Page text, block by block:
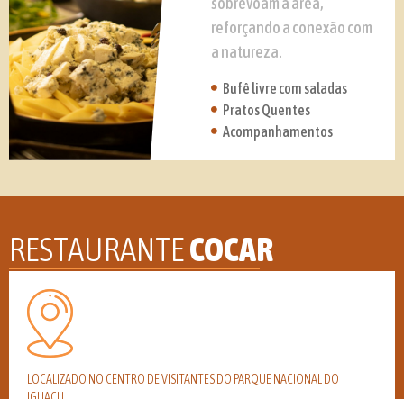
reforçando a conexão com
a natureza.
Bufê livre com saladas
Pratos Quentes
Acompanhamentos
RESTAURANTECOCAR
LOCALIZADO NO CENTRO DE VISITANTES DO PARQUE NACIONAL DO